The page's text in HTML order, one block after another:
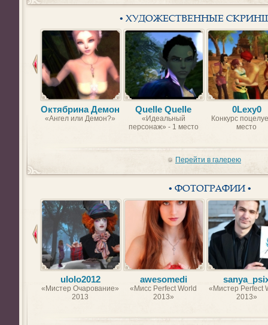
• ХУДОЖЕСТВЕННЫЕ
Октябрина Демон
«Ангел или Демон?»
Quelle Quelle
«Идеальный
персонаж» - 1 место
0Lexy0
Конкурс
место
Перейти в галерею
• ФОТОГРАФИИ •
ulolo2012
«Мистер Очарование»
2013
awesomedi
«Мисс Perfect World
2013»
«Мистер Perfect
2013»